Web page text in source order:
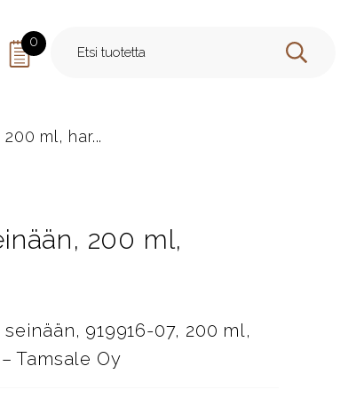
0
HAE
ml, har...
200 ml,
919916-07, 200 ml,
Tamsale Oy